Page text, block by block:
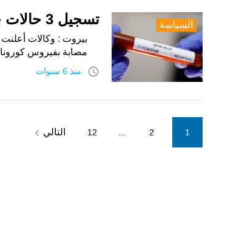
السياسة تسجيل 3 حالات جديدة بفيروس كورونا في لبنان
بيروت : وكالات أعلنت
مصابة بفيروس
access_time منذ 6 سنوات
Posts
pagination
1
2
…
12 التالي navigate_next